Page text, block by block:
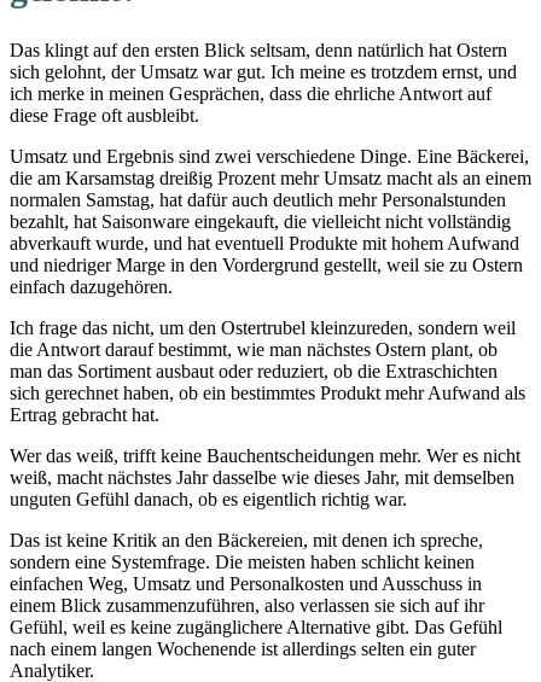
Das klingt auf den ersten Blick seltsam, denn natürlich hat Ostern
sich gelohnt, der Umsatz war gut. Ich meine es trotzdem ernst, und
ich merke in meinen Gesprächen, dass die ehrliche Antwort auf
diese Frage oft ausbleibt.
Umsatz und Ergebnis sind zwei verschiedene Dinge. Eine Bäckerei,
die am Karsamstag dreißig Prozent mehr Umsatz macht als an einem
normalen Samstag, hat dafür auch deutlich mehr Personalstunden
bezahlt, hat Saisonware eingekauft, die vielleicht nicht vollständig
abverkauft wurde, und hat eventuell Produkte mit hohem Aufwand
und niedriger Marge in den Vordergrund gestellt, weil sie zu Ostern
einfach dazugehören.
Ich frage das nicht, um den Ostertrubel kleinzureden, sondern weil
die Antwort darauf bestimmt, wie man nächstes Ostern plant, ob
man das Sortiment ausbaut oder reduziert, ob die Extraschichten
sich gerechnet haben, ob ein bestimmtes Produkt mehr Aufwand als
Ertrag gebracht hat.
Wer das weiß, trifft keine Bauchentscheidungen mehr. Wer es nicht
weiß, macht nächstes Jahr dasselbe wie dieses Jahr, mit demselben
unguten Gefühl danach, ob es eigentlich richtig war.
Das ist keine Kritik an den Bäckereien, mit denen ich spreche,
sondern eine Systemfrage. Die meisten haben schlicht keinen
einfachen Weg, Umsatz und Personalkosten und Ausschuss in
einem Blick zusammenzuführen, also verlassen sie sich auf ihr
Gefühl, weil es keine zugänglichere Alternative gibt. Das Gefühl
nach einem langen Wochenende ist allerdings selten ein guter
Analytiker.